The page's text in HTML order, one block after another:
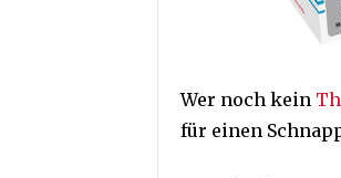
Wer noch kein
für einen